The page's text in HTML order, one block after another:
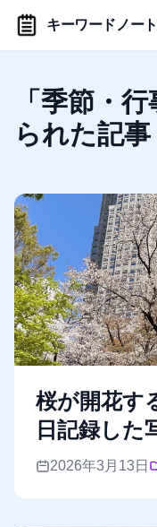
キーワードノート
「季節・
られた記事
桜が開花す
日記録した
2026年3月13日